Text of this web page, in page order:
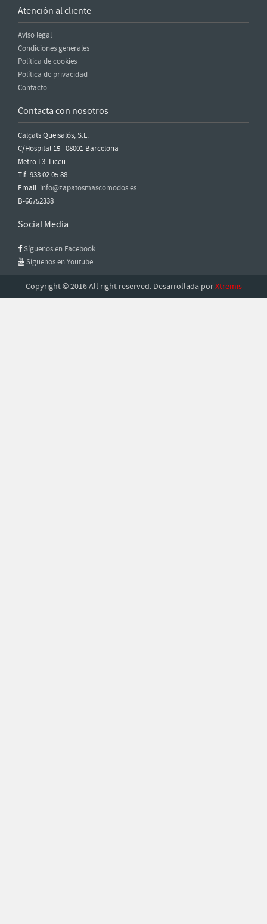
Atención al cliente
Aviso legal
Condiciones generales
Política de cookies
Política de privacidad
Contacto
Contacta con nosotros
Calçats Queisalós, S.L.
C/Hospital 15 · 08001 Barcelona
Metro L3: Liceu
Tlf: 933 02 05 88
Email: info@zapatosmascomodos.es
B-66752338
Social Media
Síguenos en Facebook
Síguenos en Youtube
Copyright © 2016 All right reserved. Desarrollada porXtremis